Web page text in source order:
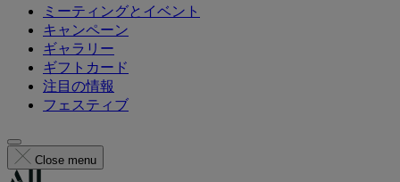
ミーティングとイベント
キャンペーン
ギャラリー
ギフトカード
注目の情報
フェスティブ
Close menu